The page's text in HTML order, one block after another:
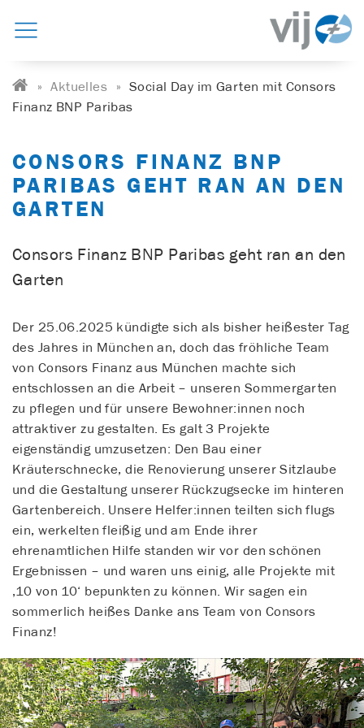
Aktuelles
Social Day im Garten mit Consors
Finanz BNP Paribas
CONSORS FINANZ BNP
PARIBAS GEHT RAN AN DEN
GARTEN
Consors Finanz BNP Paribas geht ran an den
Garten
Der 25.06.2025 kündigte sich als bisher heißester Tag
des Jahres in München an, doch das fröhliche Team
von Consors Finanz aus München machte sich
entschlossen an die Arbeit – unseren Sommergarten
zu pflegen und für unsere Bewohner:innen noch
attraktiver zu gestalten. Es galt 3 Projekte
eigenständig umzusetzen: Den Bau einer
Kräuterschnecke, die Renovierung unserer Sitzlaube
und die Gestaltung unserer Rückzugsecke im hinteren
Gartenbereich. Unsere Helfer:innen teilten sich flugs
ein, werkelten fleißig und am Ende ihrer
ehrenamtlichen Hilfe standen wir vor den schönen
Ergebnissen – und waren uns einig, alle Projekte mit
‚10 von 10‘ bepunkten zu können. Wir sagen ein
sommerlich heißes Danke ans Team von Consors
Finanz!